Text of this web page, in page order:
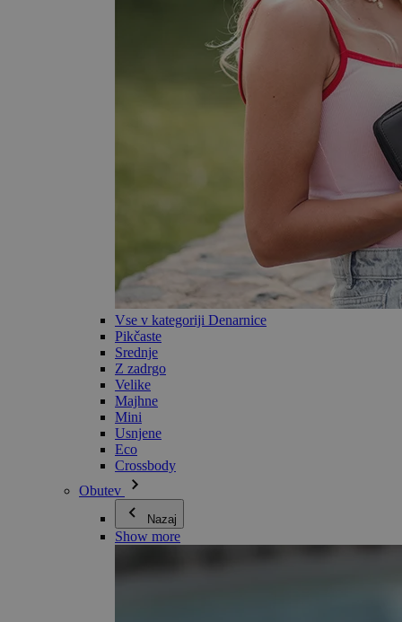
Vse v kategoriji Denarnice
Pikčaste
Srednje
Z zadrgo
Velike
Majhne
Mini
Usnjene
Eco
Crossbody
Obutev
Nazaj
Show more